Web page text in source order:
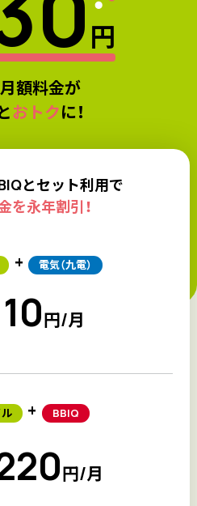
円
額料金が
おトクに！
とセット利用で
を永年割引！
+ 電気（九電）
円/月
+ BBIQ
円/月